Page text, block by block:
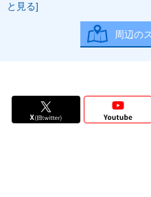
と見る]
周辺の